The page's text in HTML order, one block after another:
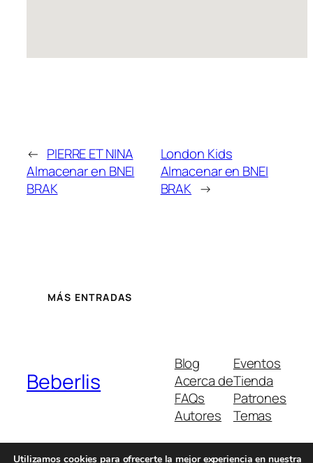
← PIERRE ET NINA
Almacenar en BNEI
BRAK
London Kids
Almacenar en BNEI
BRAK →
MÁS ENTRADAS
Beberlis
Blog
Acerca de
FAQs
Autores
Eventos
Tienda
Patrones
Temas
Utilizamos cookies para ofrecerte la mejor experiencia en nuestra